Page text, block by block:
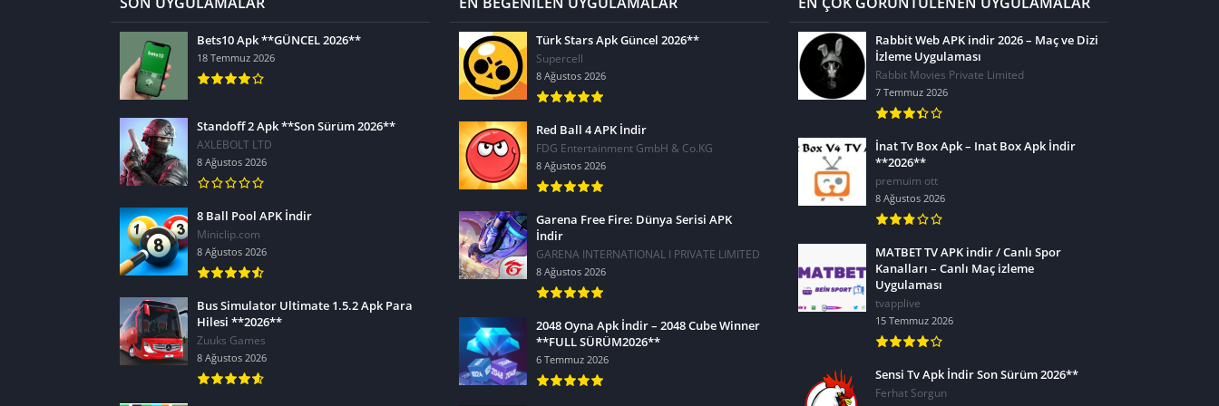
Bets10 Apk **GÜNCEL 2026**
18 Temmuz 2026
Standoff 2 Apk **Son Sürüm 2026**
AXLEBOLT LTD
8 Ağustos 2026
8 Ball Pool APK İndir
Miniclip.com
8 Ağustos 2026
Bus Simulator Ultimate 1.5.2 Apk Para
Hilesi **2026**
Zuuks Games
8 Ağustos 2026
Türk Stars Apk Güncel 2026**
Supercell
8 Ağustos 2026
Red Ball 4 APK İndir
FDG Entertainment GmbH & Co.KG
8 Ağustos 2026
Garena Free Fire: Dünya Serisi APK
İndir
GARENA INTERNATIONAL I PRIVATE LIMITED
8 Ağustos 2026
2048 Oyna Apk İndir – 2048 Cube Winner
**FULL SÜRÜM2026**
6 Temmuz 2026
Rabbit Web APK indir 2026 – Maç ve Dizi
İzleme Uygulaması
Rabbit Movies Private Limited
7 Temmuz 2026
İnat Tv Box Apk – Inat Box Apk İndir
**2026**
premuim ott
8 Ağustos 2026
MATBET TV APK indir / Canlı Spor
Kanalları – Canlı Maç izleme
Uygulaması
tvapplive
15 Temmuz 2026
Sensi Tv Apk İndir Son Sürüm 2026**
Ferhat Sorgun